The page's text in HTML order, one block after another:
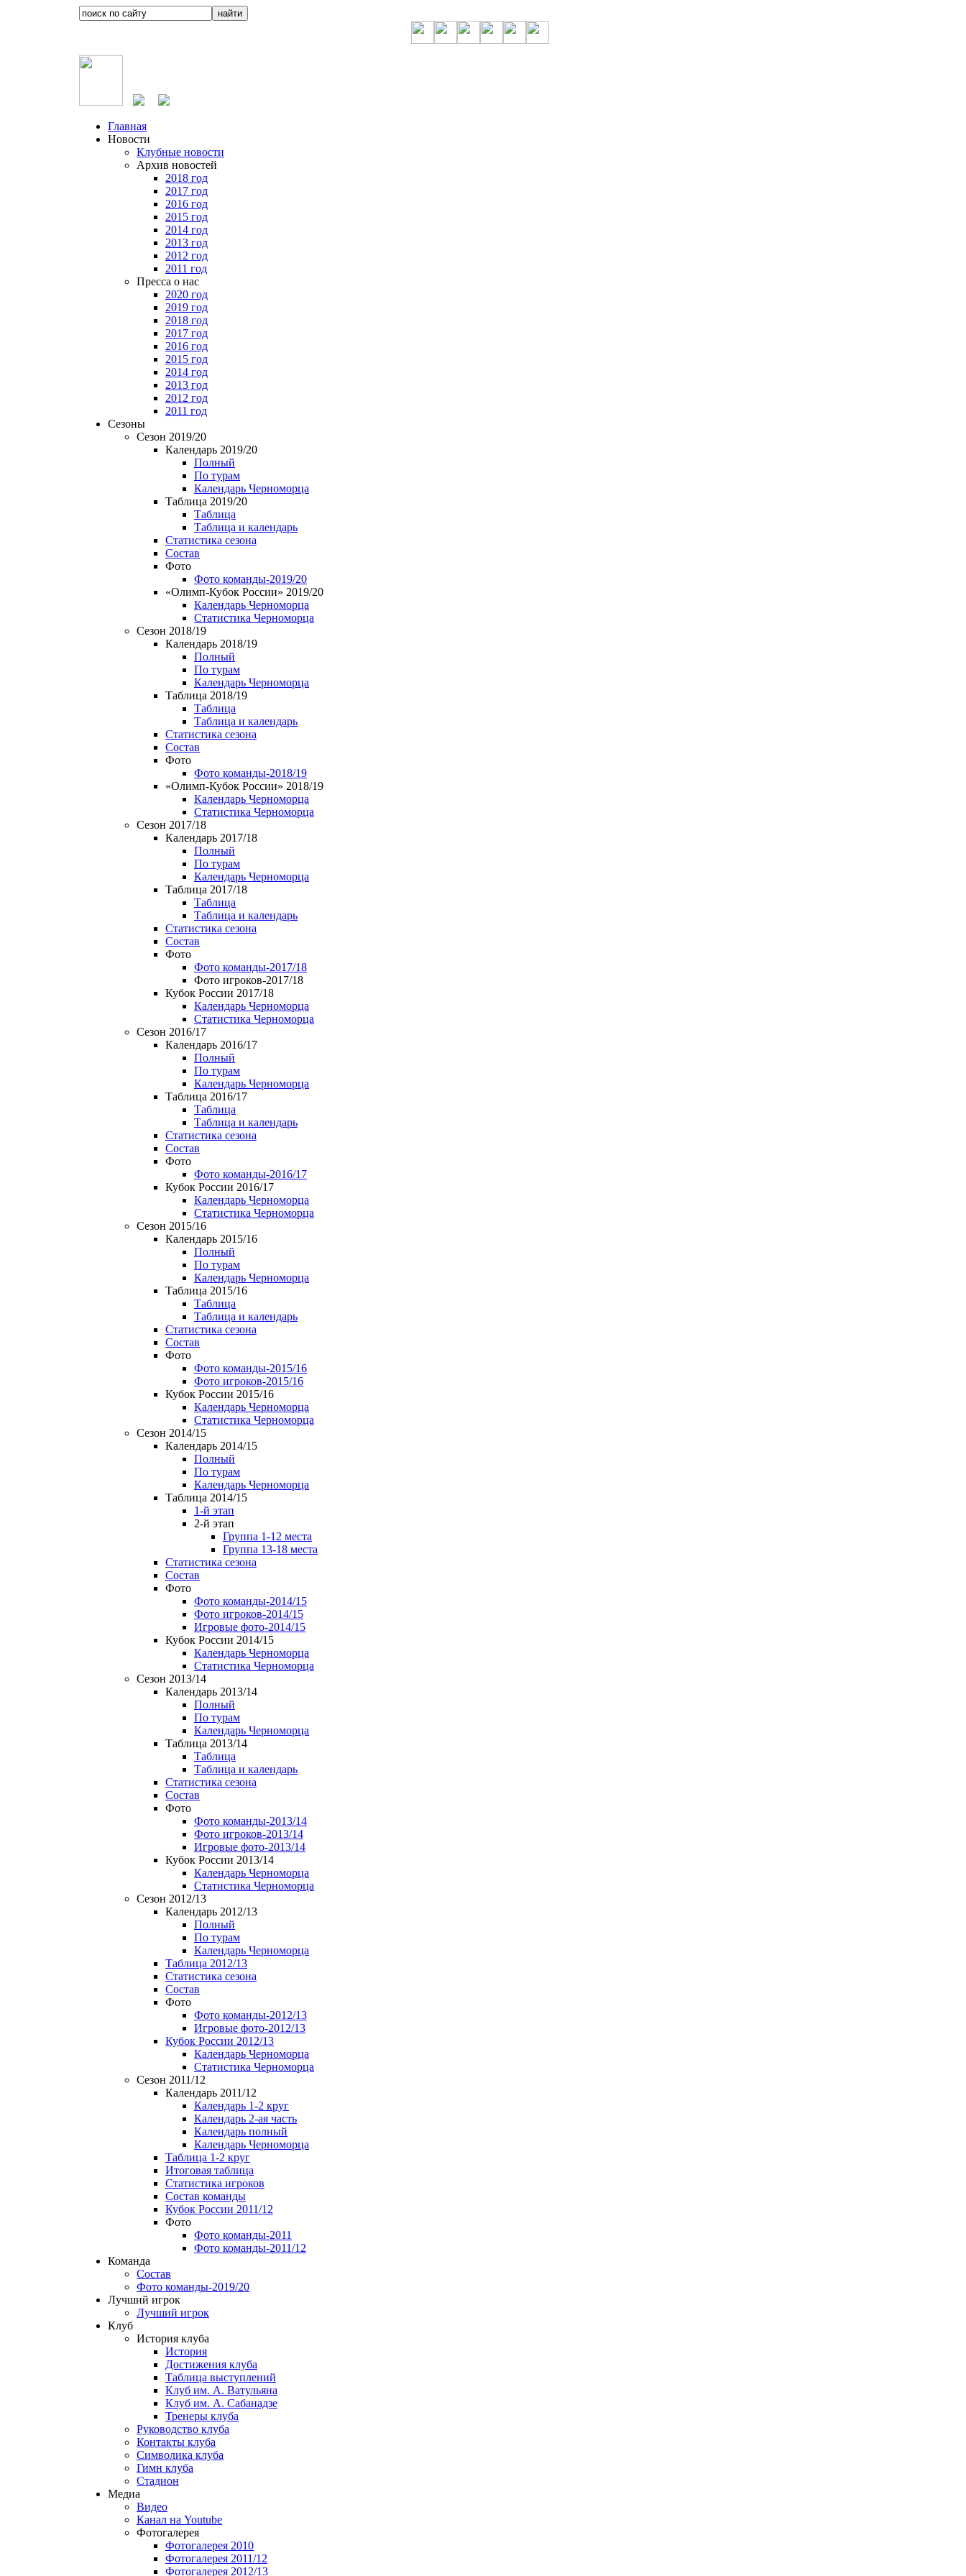
Главная
Новости
Клубные новости
Архив новостей
2018 год
2017 год
2016 год
2015 год
2014 год
2013 год
2012 год
2011 год
Пресса о нас
2020 год
2019 год
2018 год
2017 год
2016 год
2015 год
2014 год
2013 год
2012 год
2011 год
Сезоны
Сезон 2019/20
Календарь 2019/20
Полный
По турам
Календарь Черноморца
Таблица 2019/20
Таблица
Таблица и календарь
Статистика сезона
Состав
Фото
Фото команды-2019/20
«Олимп-Кубок России» 2019/20
Календарь Черноморца
Статистика Черноморца
Сезон 2018/19
Календарь 2018/19
Полный
По турам
Календарь Черноморца
Таблица 2018/19
Таблица
Таблица и календарь
Статистика сезона
Состав
Фото
Фото команды-2018/19
«Олимп-Кубок России» 2018/19
Календарь Черноморца
Статистика Черноморца
Сезон 2017/18
Календарь 2017/18
Полный
По турам
Календарь Черноморца
Таблица 2017/18
Таблица
Таблица и календарь
Статистика сезона
Состав
Фото
Фото команды-2017/18
Фото игроков-2017/18
Кубок России 2017/18
Календарь Черноморца
Статистика Черноморца
Сезон 2016/17
Календарь 2016/17
Полный
По турам
Календарь Черноморца
Таблица 2016/17
Таблица
Таблица и календарь
Статистика сезона
Состав
Фото
Фото команды-2016/17
Кубок России 2016/17
Календарь Черноморца
Статистика Черноморца
Сезон 2015/16
Календарь 2015/16
Полный
По турам
Календарь Черноморца
Таблица 2015/16
Таблица
Таблица и календарь
Статистика сезона
Состав
Фото
Фото команды-2015/16
Фото игроков-2015/16
Кубок России 2015/16
Календарь Черноморца
Статистика Черноморца
Сезон 2014/15
Календарь 2014/15
Полный
По турам
Календарь Черноморца
Таблица 2014/15
1-й этап
2-й этап
Группа 1-12 места
Группа 13-18 места
Статистика сезона
Состав
Фото
Фото команды-2014/15
Фото игроков-2014/15
Игровые фото-2014/15
Кубок России 2014/15
Календарь Черноморца
Статистика Черноморца
Сезон 2013/14
Календарь 2013/14
Полный
По турам
Календарь Черноморца
Таблица 2013/14
Таблица
Таблица и календарь
Статистика сезона
Состав
Фото
Фото команды-2013/14
Фото игроков-2013/14
Игровые фото-2013/14
Кубок России 2013/14
Календарь Черноморца
Статистика Черноморца
Сезон 2012/13
Календарь 2012/13
Полный
По турам
Календарь Черноморца
Таблица 2012/13
Статистика сезона
Состав
Фото
Фото команды-2012/13
Игровые фото-2012/13
Кубок России 2012/13
Календарь Черноморца
Статистика Черноморца
Сезон 2011/12
Календарь 2011/12
Календарь 1-2 круг
Календарь 2-ая часть
Календарь полный
Календарь Черноморца
Таблица 1-2 круг
Итоговая таблица
Статистика игроков
Состав команды
Кубок России 2011/12
Фото
Фото команды-2011
Фото команды-2011/12
Команда
Состав
Фото команды-2019/20
Лучший игрок
Лучший игрок
Клуб
История клуба
История
Достижения клуба
Таблица выступлений
Клуб им. А. Ватульяна
Клуб им. А. Сабанадзе
Тренеры клуба
Руководство клуба
Контакты клуба
Символика клуба
Гимн клуба
Стадион
Медиа
Видео
Канал на Youtube
Фотогалерея
Фотогалерея 2010
Фотогалерея 2011/12
Фотогалерея 2012/13